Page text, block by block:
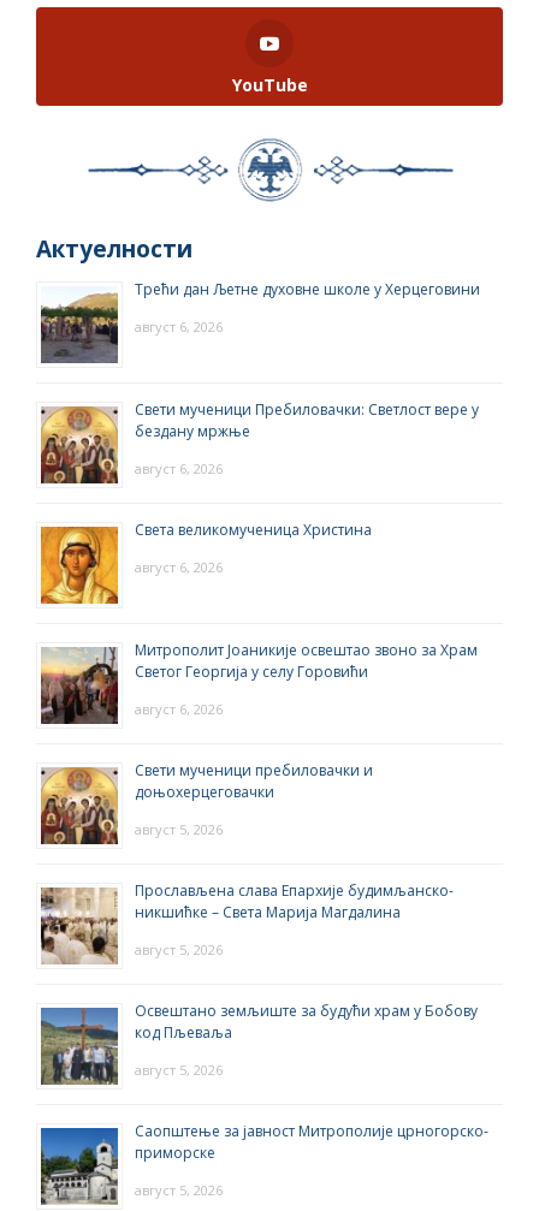
YouTube
Актуелности
Трећи дан Љетне духовне школе у Херцеговини
август 6, 2026
Свети мученици Пребиловачки: Светлост вере у
бездану мржње
август 6, 2026
Света великомученица Христина
август 6, 2026
Митрополит Јоаникије освештао звоно за Храм
Светог Георгија у селу Горовићи
август 6, 2026
Свети мученици пребиловачки и
доњохерцеговачки
август 5, 2026
Прослављена слава Епархије будимљанско-
никшићке – Света Марија Магдалина
август 5, 2026
Освештано земљиште за будући храм у Бобову
код Пљеваља
август 5, 2026
Саопштење за јавност Митрополије црногорско-
приморске
август 5, 2026